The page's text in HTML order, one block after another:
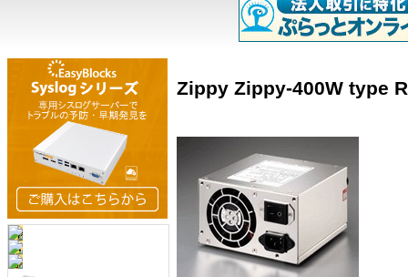
Zippy Zippy-400W type